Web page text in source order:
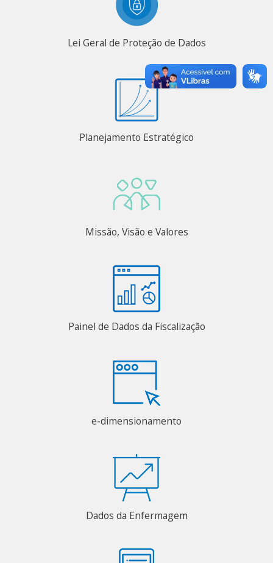
Lei Geral de Proteção de Dados
Planejamento Estratégico
Missão, Visão e Valores
Painel de Dados da Fiscalização
e-dimensionamento
Dados da Enfermagem